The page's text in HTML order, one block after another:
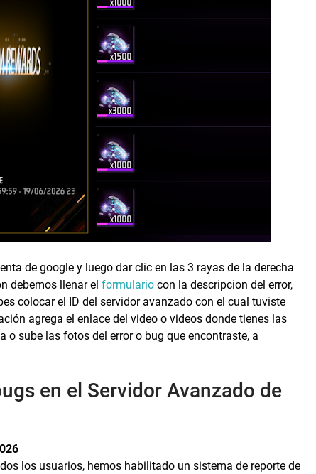
de google y luego dar clic en las 3 rayas de la derecha
debemos llenar el formulario con la descripcion del error,
colocar el ID del servidor avanzado con el cual tuviste
agrega el enlace del video o videos donde tienes las
o sube las fotos del error o bug que encontraste, a
en el Servidor Avanzado de
los usuarios, hemos habilitado un sistema de reporte de